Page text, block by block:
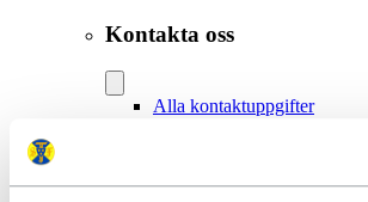
Kontakta oss
Alla kontaktuppgifter
Press